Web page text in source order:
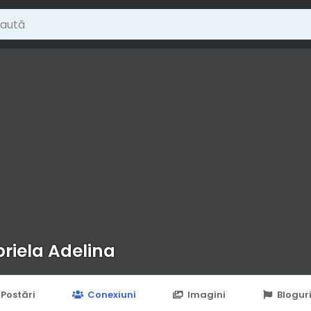
Adelina
Postări Conexiuni Imagini